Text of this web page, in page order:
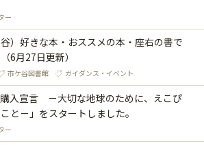
ー
谷）好きな本・おススメの本・座右の書で
6月27日更新）
市ケ谷図書館 ガイダンス・イベント
購入宣言 －大切な地球のために、えこぴ
と－」をスタートしました。
ー